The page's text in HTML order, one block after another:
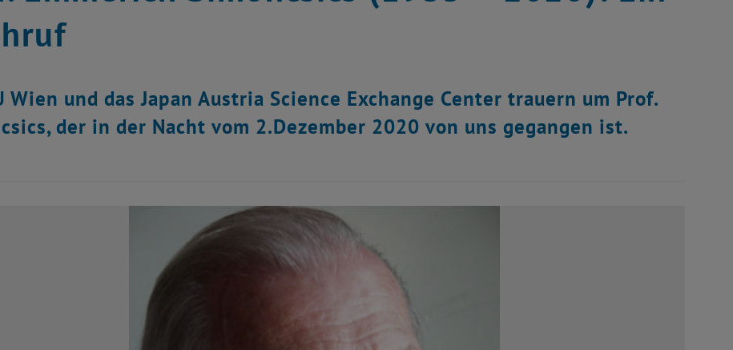
Wien und das Japan Austria Science Exchange Center trauern um Prof.
der in der Nacht vom 2.Dezember 2020 von uns gegangen ist.